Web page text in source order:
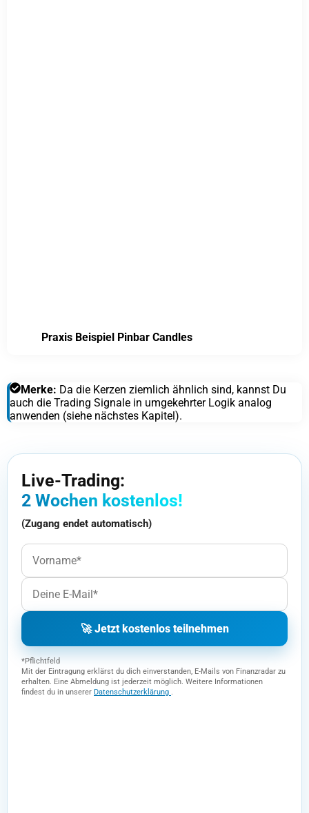
Praxis Beispiel Pinbar Candles
Merke: Da die Kerzen ziemlich ähnlich sind, kannst Du
auch die Trading Signale in umgekehrter Logik analog
anwenden (siehe nächstes Kapitel).
Live-Trading:
2 Wochen kostenlos!
(Zugang endet automatisch)
🚀 Jetzt kostenlos teilnehmen
*Pflichtfeld
Mit der Eintragung erklärst du dich einverstanden, E-Mails von Finanzradar zu
erhalten. Eine Abmeldung ist jederzeit möglich. Weitere Informationen
findest du in unserer Datenschutzerklärung